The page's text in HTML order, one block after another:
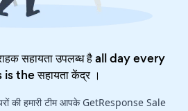
सहायता उपलब्ध है all day every
is theसहायता केंद्र।
की हमारी टीम आपके GetResponse Sale